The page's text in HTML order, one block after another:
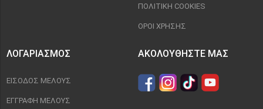
ΠΟΛΙΤΙΚΉ COOKIES
ΌΡΟΙ ΧΡΉΣΗΣ
ΛΟΓΑΡΙΑΣΜΌΣ
ΕΊΣΟΔΟΣ ΜΈΛΟΥΣ
ΕΓΓΡΑΦΉ ΜΈΛΟΥΣ
ΑΚΟΛΟΥΘΉΣΤΕ ΜΑΣ